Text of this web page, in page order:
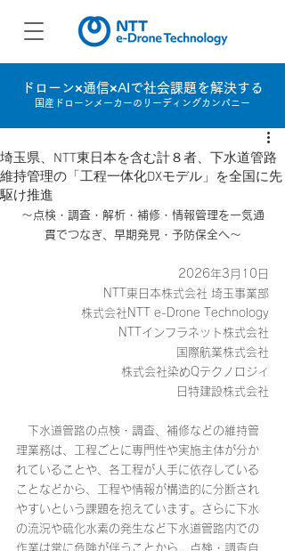
ドローン×通信×AIで社会課題を解決する
国産ドローンメーカーのリーディングカンパニー
埼玉県、NTT東日本を含む計８者、下水道管路
維持管理の「工程一体化DXモデル」を全国に先
駆け推進
～点検・調査・解析・補修・情報管理を一気通
貫でつなぎ、早期発見・予防保全へ～
2026年3月10日
NTT東日本株式会社 埼玉事業部
株式会社NTT e-Drone Technology
NTTインフラネット株式会社
国際航業株式会社
株式会社染めQテクノロジィ
日特建設株式会社
下水道管路の点検・調査、補修などの維持管
理業務は、工程ごとに専門性や実施主体が分か
れていることや、各工程が人手に依存している
ことなどから、工程や情報が構造的に分断され
やすいという課題を抱えています。さらに下水
の流況や硫化水素の発生など下水道管路内での
作業は常に危険が伴うことから、点検・調査自